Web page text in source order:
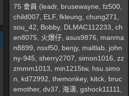
75 會員 (leadr, brusewayne fz500
child007
ELF, fkleung chung271
sou_42
Bobby, DLMAC112233 ch
en8075
火爆仔 asus9876
manma
n8899
nsxf50 benjy, maltlab john
ny-945 sherry2707 simon1016 zz
zmmm1013
min1215tw, hsu.simo
n
kd72992 themonkey, kitck bruc
emother, dv37 海濤 gshock11111